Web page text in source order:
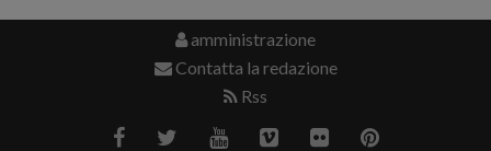
amministrazione
Contatta la redazione
Rss